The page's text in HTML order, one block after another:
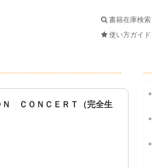
書籍在庫検索
使い方ガイド
ＣＯＮＣＥＲＴ（完全生